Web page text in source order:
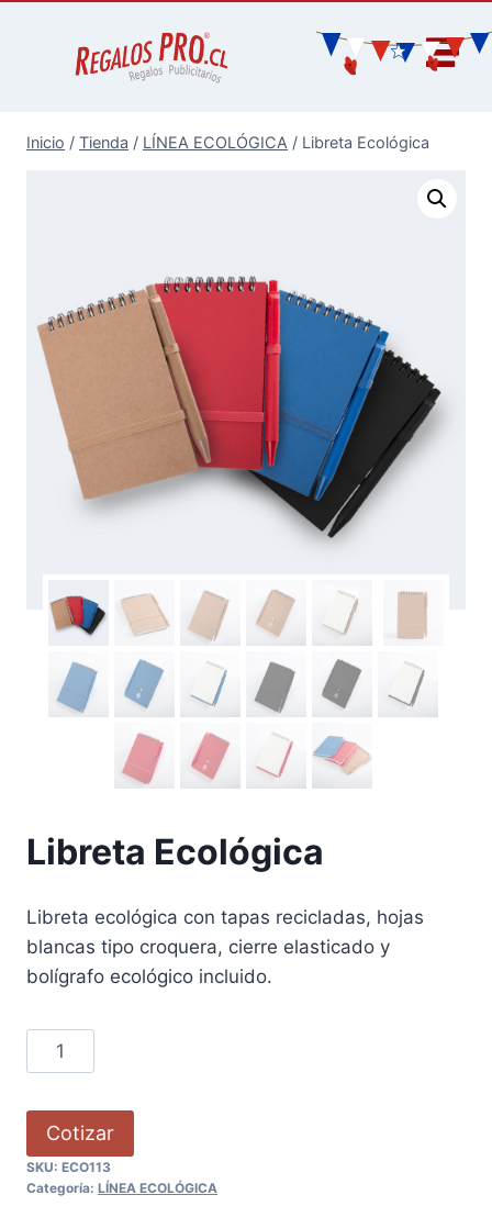
Inicio / Tienda / LÍNEA ECOLÓGICA / Libreta Ecológica
Libreta Ecológica
Libreta ecológica con tapas recicladas, hojas
blancas tipo croquera, cierre elasticado y
bolígrafo ecológico incluido.
Cotizar
SKU: ECO113
Categoría: LÍNEA ECOLÓGICA